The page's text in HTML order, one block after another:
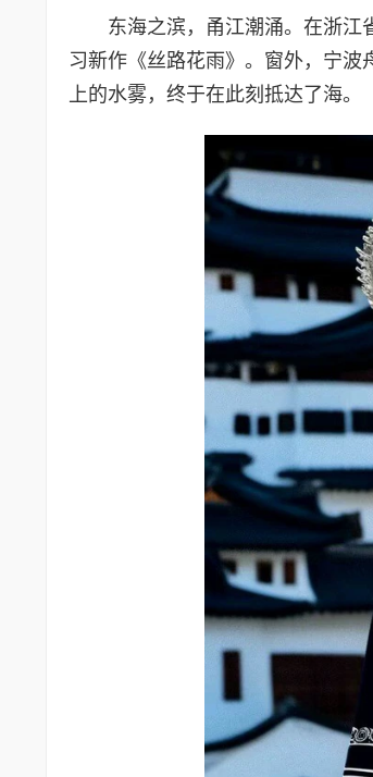
东海之滨，甬江潮涌。在浙江
习新作《丝路花雨》。窗外，宁
上的水雾，终于在此刻抵达了海。